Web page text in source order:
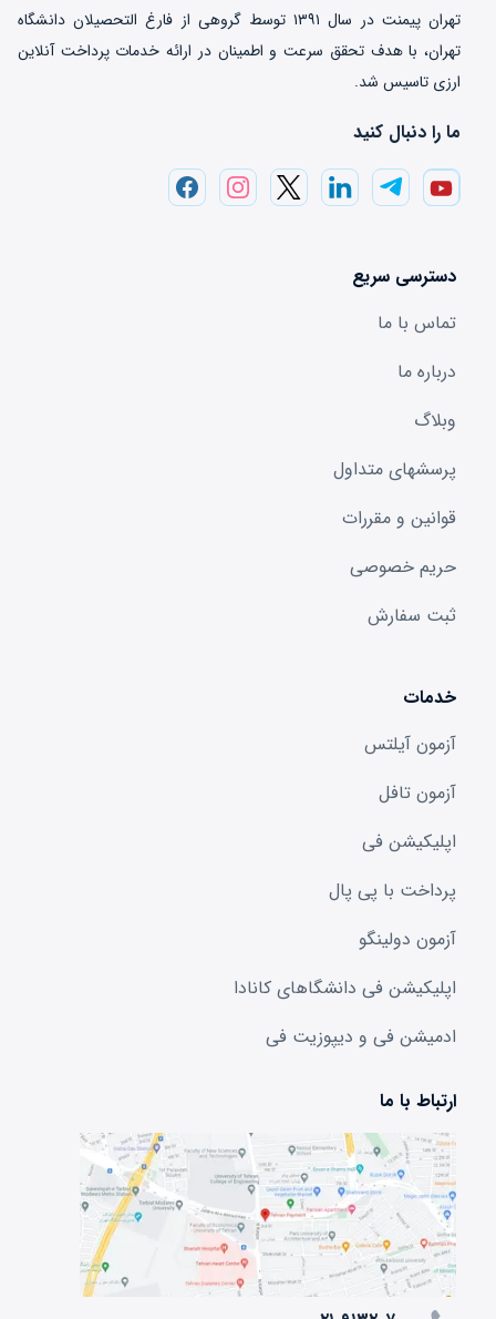
تهران‌ پیمنت در سال ۱۳۹۱ توسط گروهی از فارغ التحصیلان دانشگاه
تهران، با هدف تحقق سرعت و اطمینان در ارائه خدمات پرداخت‌ آنلاین
ارزی تاسیس شد.
ما را دنبال کنید
دسترسی سریع
تماس با ما
درباره ما
وبلاگ
پرسشهای متداول
قوانین و مقررات
حریم خصوصی
ثبت سفارش
خدمات
آزمون آیلتس
آزمون تافل
اپلیکیشن فی
پرداخت با پی پال
آزمون دولینگو
اپلیکیشن فی دانشگا‌های کانادا
ادمیشن فی و دیپوزیت فی
ارتباط با ما